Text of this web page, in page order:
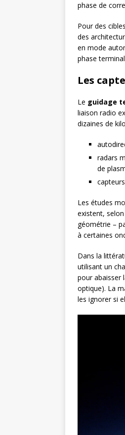
phase de
Pour des
des
en mode
phase
Les
Le guidage
liaison radio
dizaines de
radars
de
Les études
existent,
géométrie –
à certaines
Dans la
utilisant un
pour abaisser
optique). La
les ignorer si